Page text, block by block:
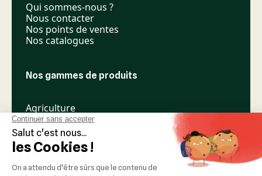
Qui sommes-nous ?
Nous contacter
Nos points de ventes
Nos catalogues
Nos gammes de produits
Agriculture
Élevage
Espaces verts
Nos réseaux